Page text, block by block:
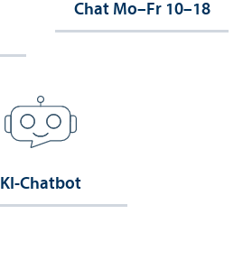
Chat Mo–Fr 10–18
KI-Chatbot